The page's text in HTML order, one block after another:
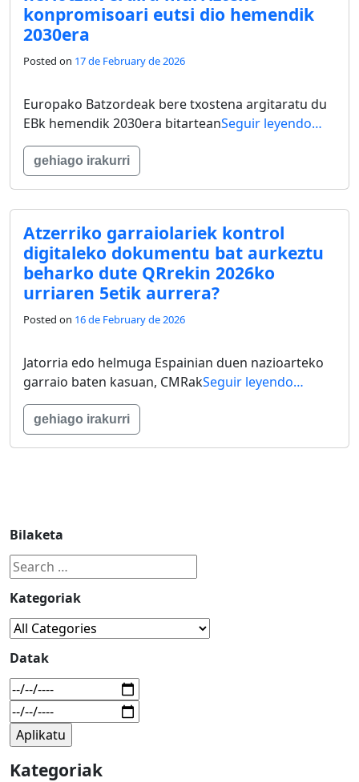
konpromisoari eutsi dio hemendik
2030era
Posted on 17 de February de 2026
Europako Batzordeak bere txostena argitaratu du
EBk hemendik 2030era bitarteanSeguir leyendo…
gehiago irakurri
Atzerriko garraiolariek kontrol
digitaleko dokumentu bat aurkeztu
beharko dute QRrekin 2026ko
urriaren 5etik aurrera?
Posted on 16 de February de 2026
Jatorria edo helmuga Espainian duen nazioarteko
garraio baten kasuan, CMRakSeguir leyendo…
gehiago irakurri
Bilaketa
Kategoriak
Datak
Kategoriak